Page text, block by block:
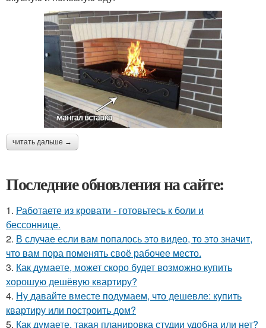
читать дальше →
Последние обновления на сайте:
1. Работаете из кровати - готовьтесь к боли и
бессоннице.
2. В случае если вам попалось это видео, то это значит,
что вам пора поменять своё рабочее место.
3. Как думаете, может скоро будет возможно купить
хорошую дешёвую квартиру?
4. Ну давайте вместе подумаем, что дешевле: купить
квартиру или построить дом?
5. Как думаете, такая планировка студии удобна или нет?